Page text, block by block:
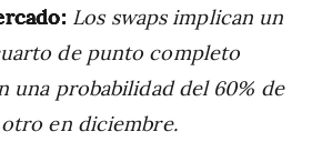
Los swaps implican un
de punto completo
una probabilidad del 60% de
en diciembre.